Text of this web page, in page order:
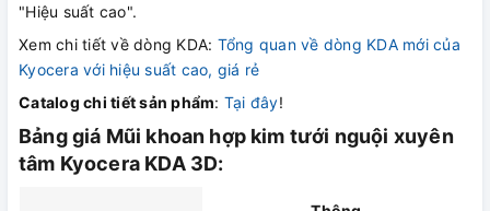
"Hiệu suất cao".
Xem chi tiết về dòng KDA: Tổng quan về dòng KDA mới của
Kyocera với hiệu suất cao, giá rẻ
Catalog chi tiết sản phẩm: Tại đây!
Bảng giá Mũi khoan hợp kim tưới nguội xuyên
tâm Kyocera KDA 3D: